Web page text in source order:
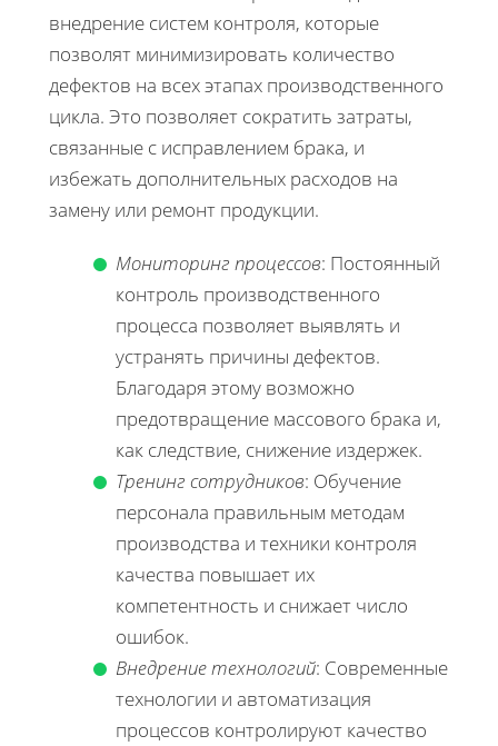
внедрение систем контроля, которые
позволят минимизировать количество
дефектов на всех этапах производственного
цикла. Это позволяет сократить затраты,
связанные с исправлением брака, и
избежать дополнительных расходов на
замену или ремонт продукции.
Мониторинг процессов: Постоянный
контроль производственного
процесса позволяет выявлять и
устранять причины дефектов.
Благодаря этому возможно
предотвращение массового брака и,
как следствие, снижение издержек.
Тренинг сотрудников: Обучение
персонала правильным методам
производства и техники контроля
качества повышает их
компетентность и снижает число
ошибок.
Внедрение технологий: Современные
технологии и автоматизация
процессов контролируют качество